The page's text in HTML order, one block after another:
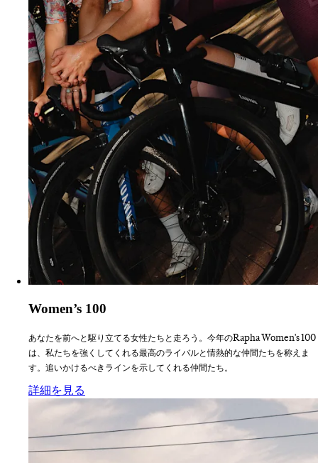
Women’s 100
あなたを前へと駆り立てる女性たちと走ろう。今年のRapha Women's 100
は、私たちを強くしてくれる最高のライバルと情熱的な仲間たちを称えま
す。追いかけるべきラインを示してくれる仲間たち。
詳細を見る